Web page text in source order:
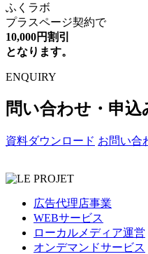
ふくラボ
プラスページ契約で
10,000円割引
となります。
ENQUIRY
問い合わせ・申込
資料ダウンロード お問い合
広告代理店事業
WEBサービス
ローカルメディア運営
オンデマンドサービス